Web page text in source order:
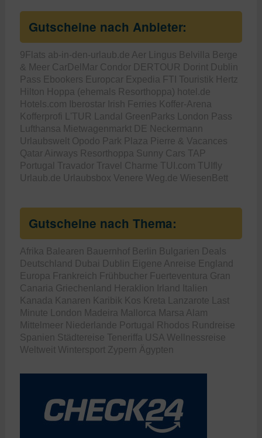
Gutscheine nach Anbieter:
9Flats ab-in-den-urlaub.de Aer Lingus Belvilla Berge
& Meer CarDelMar Condor DERTOUR Dorint Dublin
Pass Ebookers Europcar Expedia FTI Touristik Hertz
Hilton Hoppa (ehemals Resorthoppa) hotel.de
Hotels.com
Iberostar Irish Ferries Koffer-Arena
Kofferprofi L'TUR Landal GreenParks London Pass
Lufthansa Mietwagenmarkt DE Neckermann
Urlaubswelt Opodo Park Plaza Pierre & Vacances
Qatar Airways Resorthoppa Sunny Cars
TAP
Portugal
Travador Travel Charme TUI.com
TUIfly
Urlaub.de Urlaubsbox Venere Weg.de WiesenBett
Gutscheine nach Thema:
Afrika Balearen Bauernhof Berlin Bulgarien Deals
Deutschland
Dubai Dublin Eigene Anreise England
Europa Frankreich Frühbucher Fuerteventura Gran
Canaria Griechenland Heraklion Irland
Italien
Kanada Kanaren Karibik Kos Kreta Lanzarote Last
Minute London Madeira Mallorca Marsa Alam
Mittelmeer Niederlande Portugal Rhodos Rundreise
Spanien Städtereise Teneriffa USA Wellnessreise
Weltweit Wintersport Zypern Ägypten